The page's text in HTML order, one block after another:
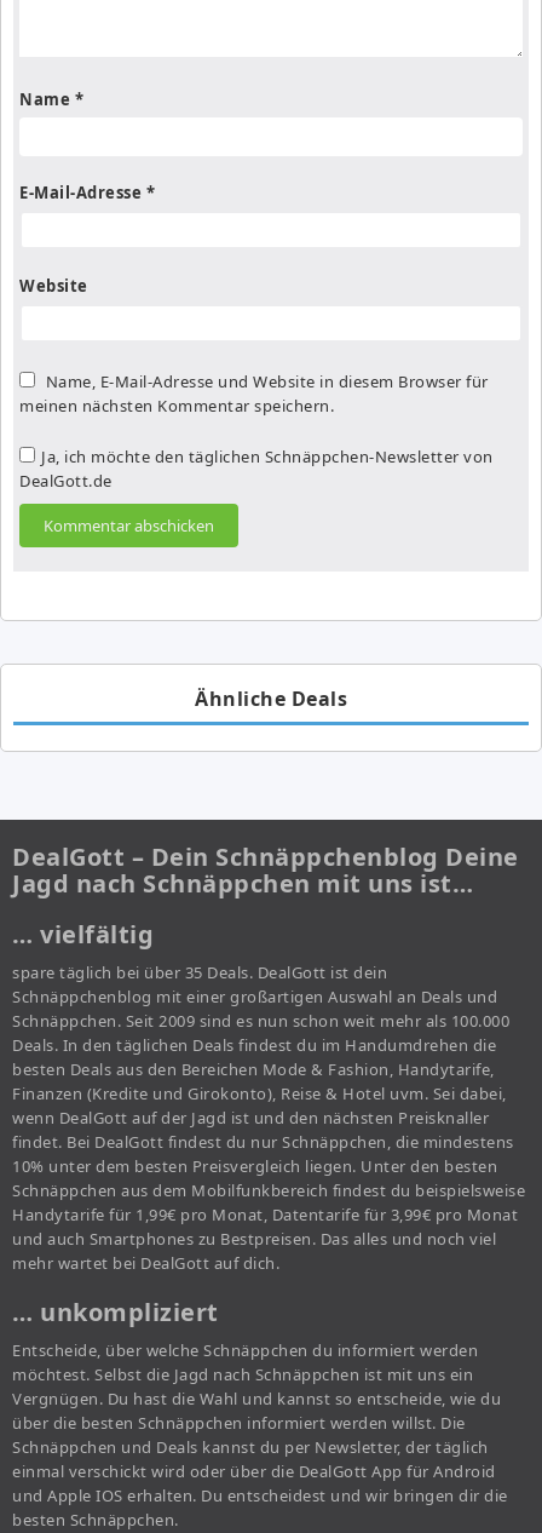
Name *
E-Mail-Adresse *
Website
Name, E-Mail-Adresse und Website in diesem Browser für
meinen nächsten Kommentar speichern.
Ja, ich möchte den täglichen Schnäppchen-Newsletter von
DealGott.de
Ähnliche Deals
DealGott – Dein Schnäppchenblog Deine
Jagd nach Schnäppchen mit uns ist…
… vielfältig
spare täglich bei über 35 Deals. DealGott ist dein
Schnäppchenblog mit einer großartigen Auswahl an Deals und
Schnäppchen. Seit 2009 sind es nun schon weit mehr als 100.000
Deals. In den täglichen Deals findest du im Handumdrehen die
besten Deals aus den Bereichen Mode & Fashion, Handytarife,
Finanzen (Kredite und Girokonto), Reise & Hotel uvm. Sei dabei,
wenn DealGott auf der Jagd ist und den nächsten Preisknaller
findet. Bei DealGott findest du nur Schnäppchen, die mindestens
10% unter dem besten Preisvergleich liegen. Unter den besten
Schnäppchen aus dem Mobilfunkbereich findest du beispielsweise
Handytarife für 1,99€ pro Monat, Datentarife für 3,99€ pro Monat
und auch Smartphones zu Bestpreisen. Das alles und noch viel
mehr wartet bei DealGott auf dich.
… unkompliziert
Entscheide, über welche Schnäppchen du informiert werden
möchtest. Selbst die Jagd nach Schnäppchen ist mit uns ein
Vergnügen. Du hast die Wahl und kannst so entscheide, wie du
über die besten Schnäppchen informiert werden willst. Die
Schnäppchen und Deals kannst du per Newsletter, der täglich
einmal verschickt wird oder über die DealGott App für Android
und Apple IOS erhalten. Du entscheidest und wir bringen dir die
besten Schnäppchen.